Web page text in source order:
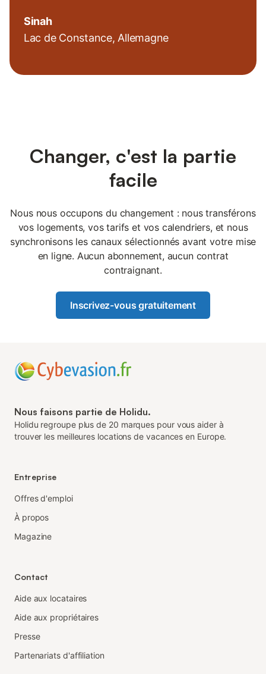
Sinah
Lac de Constance, Allemagne
Changer, c'est la partie
facile
Nous nous occupons du changement : nous transférons
vos logements, vos tarifs et vos calendriers, et nous
synchronisons les canaux sélectionnés avant votre mise
en ligne. Aucun abonnement, aucun contrat
contraignant.
Inscrivez-vous gratuitement
Nous faisons partie de Holidu.
Holidu regroupe plus de 20 marques pour vous aider à
trouver les meilleures locations de vacances en Europe.
Entreprise
Offres d'emploi
À propos
Magazine
Contact
Aide aux locataires
Aide aux propriétaires
Presse
Partenariats d'affiliation